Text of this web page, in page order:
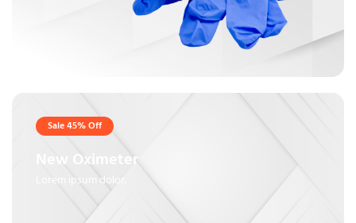
Sale 45% Off
New Oximeter
Lorem ipsum dolor.